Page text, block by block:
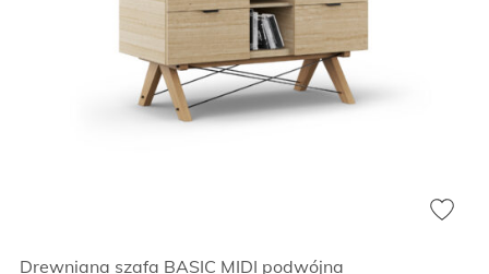
Drewniana szafa BASIC MIDI podwójna